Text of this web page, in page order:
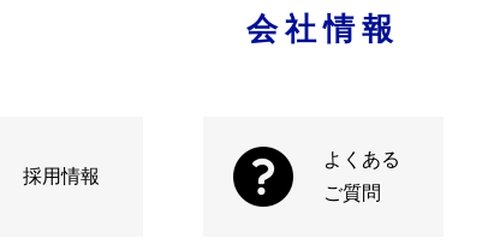
会社情報
採用情報
よくある
ご質問